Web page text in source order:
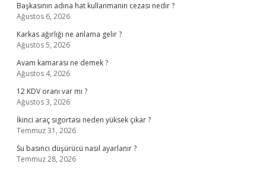
Başkasının adına hat kullanmanın cezası nedir ?
Ağustos 6, 2026
Karkas ağırlığı ne anlama gelir ?
Ağustos 5, 2026
Avam kamarası ne demek ?
Ağustos 4, 2026
12 KDV oranı var mı ?
Ağustos 3, 2026
İkinci araç sigortası neden yüksek çıkar ?
Temmuz 31, 2026
Su basıncı düşürücü nasıl ayarlanır ?
Temmuz 28, 2026